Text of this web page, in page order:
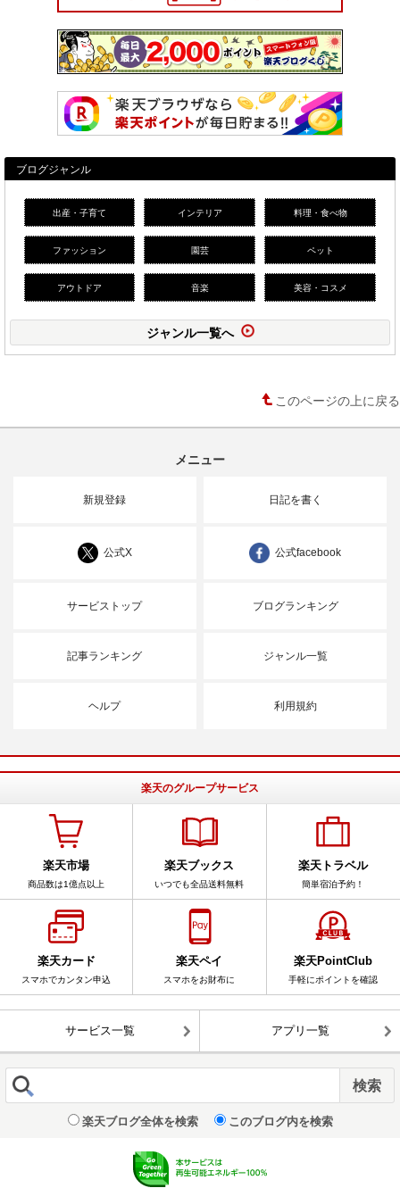
ブログジャンル
出産・子育て インテリア 料理・食べ物
ファッション 園芸 ペット
アウトドア 音楽 美容・コスメ
ジャンル一覧へ
このページの上に戻る
メニュー
新規登録 日記を書く
公式X 公式facebook
サービストップ ブログランキング
記事ランキング ジャンル一覧
ヘルプ 利用規約
楽天のグループサービス
楽天市場
商品数は1億点以上
楽天ブックス
いつでも全品送料無料
楽天トラベル
簡単宿泊予約！
楽天カード
スマホでカンタン申込
楽天ペイ
スマホをお財布に
楽天PointClub
手軽にポイントを確認
サービス一覧 アプリ一覧
楽天ブログ全体を検索 このブログ内を検索